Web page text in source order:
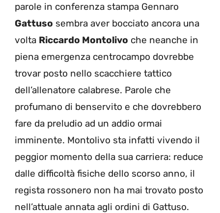
parole in conferenza stampa Gennaro
Gattuso sembra aver bocciato ancora una
volta Riccardo Montolivo che neanche in
piena emergenza centrocampo dovrebbe
trovar posto nello scacchiere tattico
dell’allenatore calabrese. Parole che
profumano di benservito e che dovrebbero
fare da preludio ad un addio ormai
imminente. Montolivo sta infatti vivendo il
peggior momento della sua carriera: reduce
dalle difficoltà fisiche dello scorso anno, il
regista rossonero non ha mai trovato posto
nell’attuale annata agli ordini di Gattuso.